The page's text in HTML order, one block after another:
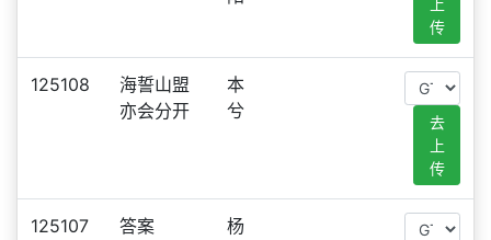
上
传
125108
海誓山盟
亦会分开
本
兮
去
上
传
125107 答案
杨